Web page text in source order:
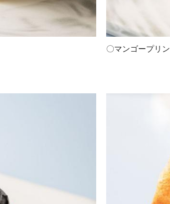
〇マンゴープリン